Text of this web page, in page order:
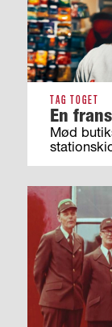
TAG TOGET
En
Mød